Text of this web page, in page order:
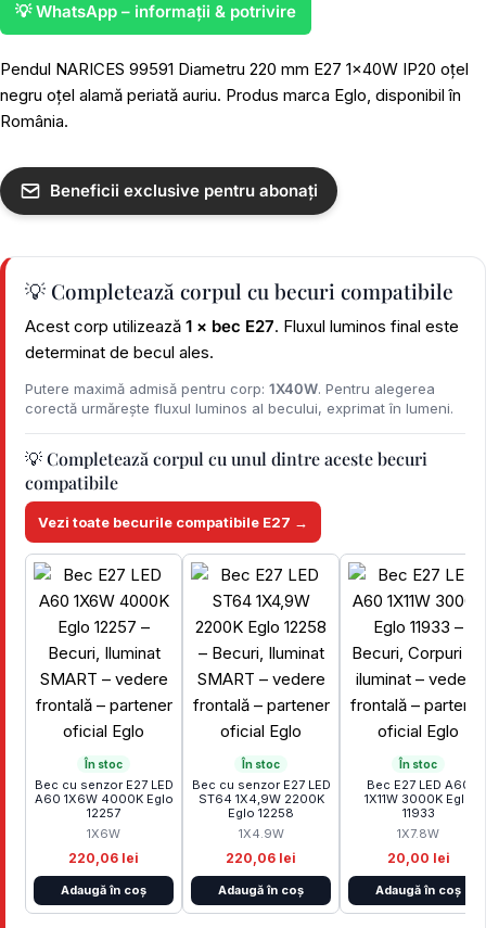
💡 WhatsApp – informații & potrivire
Pendul NARICES 99591 Diametru 220 mm E27 1x40W IP20 oțel
negru oțel alamă periată auriu. Produs marca Eglo, disponibil în
România.
Beneficii exclusive pentru abonați
💡 Completează corpul cu becuri compatibile
Acest corp utilizează 1 × bec E27. Fluxul luminos final este
determinat de becul ales.
Putere maximă admisă pentru corp: 1X40W. Pentru alegerea
corectă urmărește fluxul luminos al becului, exprimat în lumeni.
💡 Completează corpul cu unul dintre aceste becuri
compatibile
Vezi toate becurile compatibile E27 →
În stoc
Bec cu senzor E27 LED
A60 1X6W 4000K Eglo
12257
1X6W
220,06 lei
Adaugă în coș
În stoc
Bec cu senzor E27 LED
ST64 1X4,9W 2200K
Eglo 12258
1X4.9W
220,06 lei
Adaugă în coș
În stoc
Bec E27 LED A60
1X11W 3000K Eglo
11933
1X7.8W
20,00 lei
Adaugă în coș